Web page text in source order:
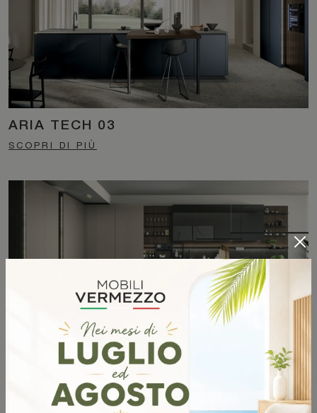
ARIA TECH 03
SCOPRI DI PIÙ
ARIA TECH 01
SCOPRI DI PIÙ